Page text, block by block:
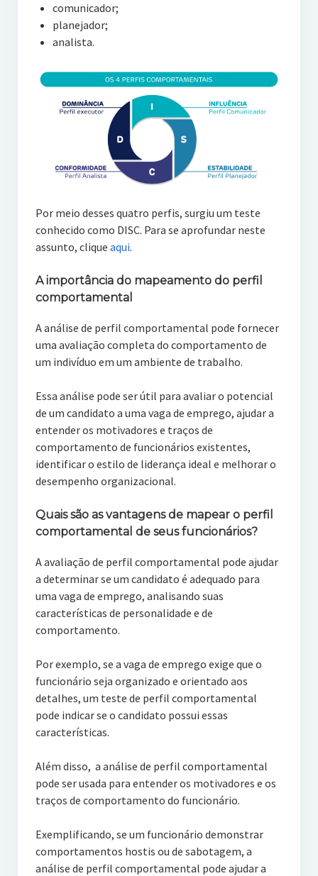
comunicador;
planejador;
analista.
Por meio desses quatro perfis, surgiu um teste
conhecido como DISC. Para se aprofundar neste
assunto, clique aqui.
A importância do mapeamento do perfil
comportamental
A análise de perfil comportamental pode fornecer
uma avaliação completa do comportamento de
um indivíduo em um ambiente de trabalho.
Essa análise pode ser útil para avaliar o potencial
de um candidato a uma vaga de emprego, ajudar a
entender os motivadores e traços de
comportamento de funcionários existentes,
identificar o estilo de liderança ideal e melhorar o
desempenho organizacional.
Quais são as vantagens de mapear o perfil
comportamental de seus funcionários?
A avaliação de perfil comportamental pode ajudar
a determinar se um candidato é adequado para
uma vaga de emprego, analisando suas
características de personalidade e de
comportamento.
Por exemplo, se a vaga de emprego exige que o
funcionário seja organizado e orientado aos
detalhes, um teste de perfil comportamental
pode indicar se o candidato possui essas
características.
Além disso, a análise de perfil comportamental
pode ser usada para entender os motivadores e os
traços de comportamento do funcionário.
Exemplificando, se um funcionário demonstrar
comportamentos hostis ou de sabotagem, a
análise de perfil comportamental pode ajudar a